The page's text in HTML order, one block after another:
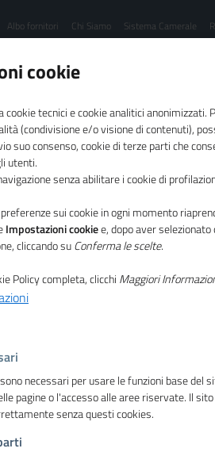
Albo fornitori Chi Siamo Sistema Camerale
per il sistema camerale
UNI Unioncamere
Unioncamere
cookie
cookie tecnici e cookie analitici anonimizzati.
(condivisione e/o visione di contenuti),
suo consenso, cookie di terze parti che
utenti.
senza abilitare i cookie di
sui cookie in ogni momento
Impostazioni cookiee, dopo aver
cliccando suConferma le scelte.
Policy completa, clicchi Maggiori
necessari per usare le funzioni base del
pagine o l'accesso alle aree riservate. Il
senza questi cookies.